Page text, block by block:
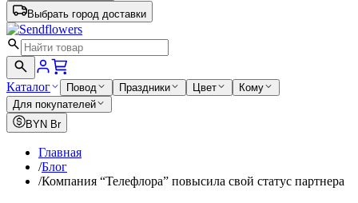
Выбрать город доставки
Каталог Повод Праздники Цвет
Кому
Для покупателей
BYN Br
Главная
/Блог
/Компания “Телефлора” повысила свой статус партнера